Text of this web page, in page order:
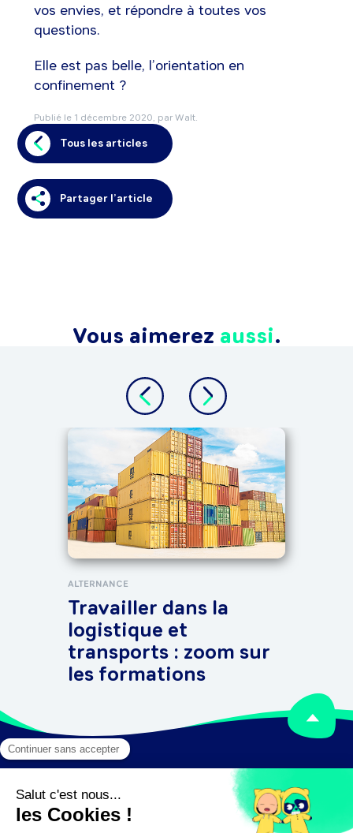
Tous les articles
Partager l’article
vos envies, et répondre à toutes vos
questions.
Elle est pas belle, l’orientation en
confinement ?
Publié le 1 décembre 2020, par Walt.
Vous aimerez aussi.
ALTERNANCE
Travailler dans la
logistique et
transports : zoom sur
les formations
Mentions légales